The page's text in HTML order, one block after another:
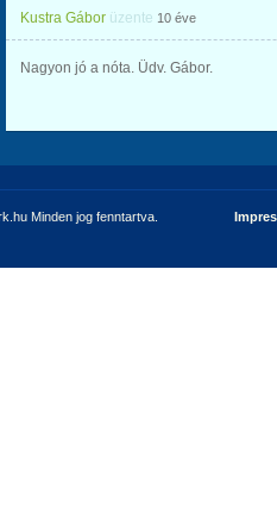
Kustra Gábor üzente 10 éve
Nagyon jó a nóta. Üdv. Gábor.
Minden jog fenntartva.